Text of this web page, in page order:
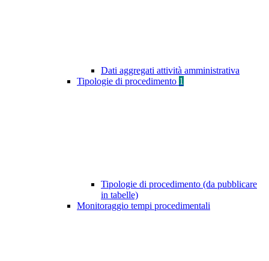
Dati aggregati attività amministrativa
Tipologie di procedimento 1
Tipologie di procedimento (da pubblicare
in tabelle)
Monitoraggio tempi procedimentali